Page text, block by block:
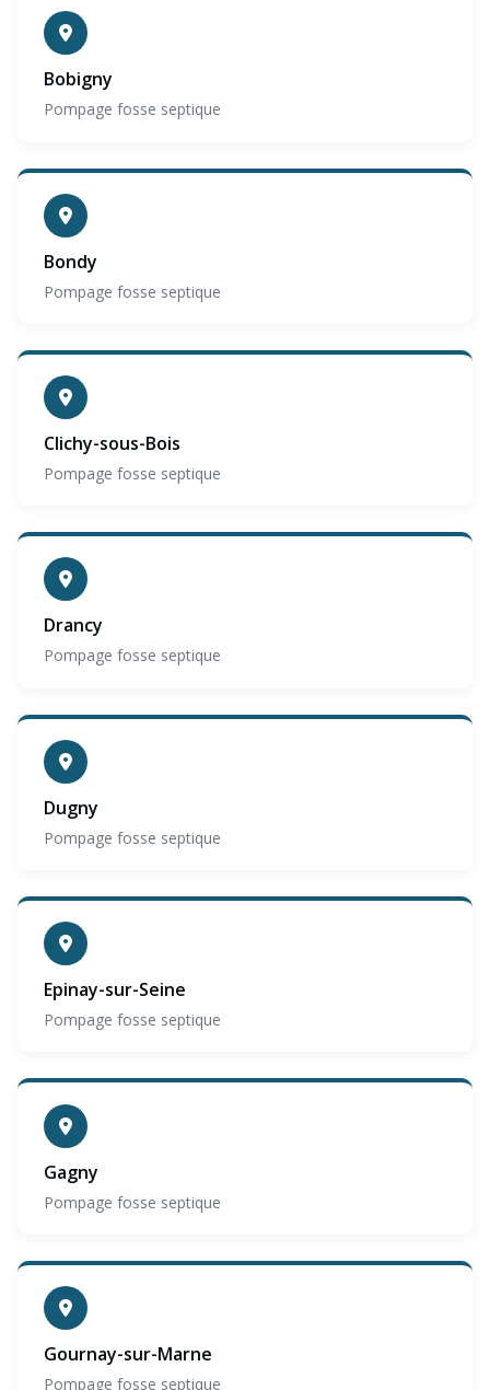
Bobigny
Pompage fosse septique
Bondy
Pompage fosse septique
Clichy-sous-Bois
Pompage fosse septique
Drancy
Pompage fosse septique
Dugny
Pompage fosse septique
Epinay-sur-Seine
Pompage fosse septique
Gagny
Pompage fosse septique
Gournay-sur-Marne
Pompage fosse septique